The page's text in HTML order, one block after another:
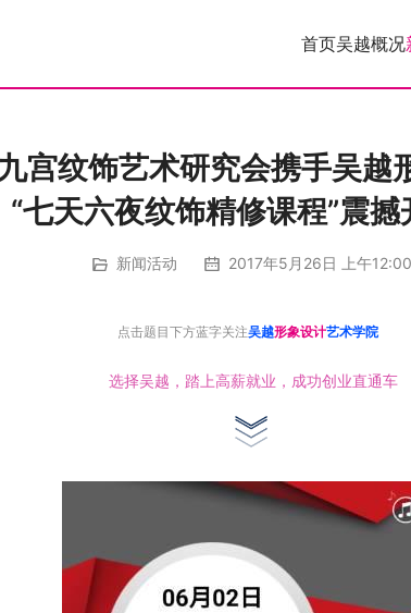
首页吴越概况
宫纹饰艺术研究会携手吴越
“七天六夜纹饰精修课程”震撼
新闻活动 2017年5月26日 上午12:00
点击题目下方蓝字关注吴越形象设计艺术学院
选择吴越，踏上高薪就业，成功创业直通车